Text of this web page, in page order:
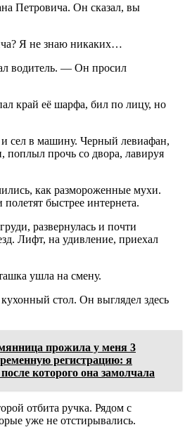
Петровича. Он сказал, вы
Я не знаю никаких…
водитель. — Он просил
край её шарфа, бил по лицу, но
сел в машину. Черный левиафан,
прочь со двора, лавируя
как размороженные мухи.
быстрее интернета.
развернулась и почти
Лифт, на удивление, приехал
ушла на смену.
стол. Он выглядел здесь
прожила у меня 3
регистрацию: я
которого она замолчала
отбита ручка. Рядом с
уже не отстирывались.